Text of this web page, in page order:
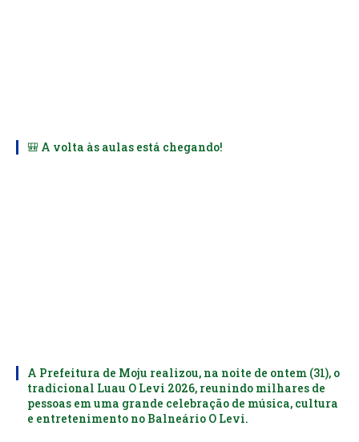
🎒 A volta às aulas está chegando!
A Prefeitura de Moju realizou, na noite de ontem (31), o
tradicional Luau O Levi 2026, reunindo milhares de
pessoas em uma grande celebração de música, cultura
e entretenimento no Balneário O Levi.